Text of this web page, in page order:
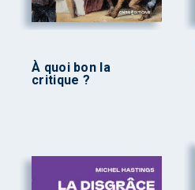
À quoi bon la
critique ?